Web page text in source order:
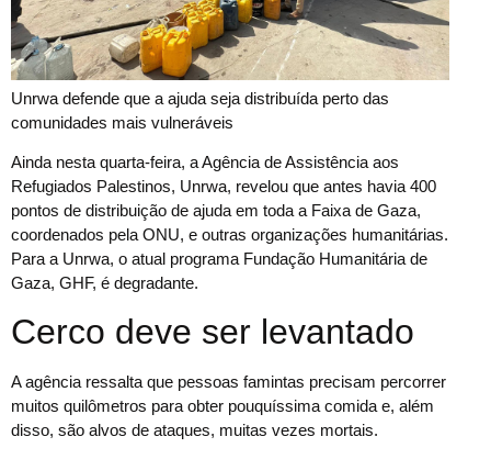
Unrwa defende que a ajuda seja distribuída perto das
comunidades mais vulneráveis
Ainda nesta quarta-feira, a Agência de Assistência aos
Refugiados Palestinos, Unrwa, revelou que antes havia 400
pontos de distribuição de ajuda em toda a Faixa de Gaza,
coordenados pela ONU, e outras organizações humanitárias.
Para a Unrwa, o atual programa Fundação Humanitária de
Gaza, GHF, é degradante.
Cerco deve ser levantado
A agência ressalta que pessoas famintas precisam percorrer
muitos quilômetros para obter pouquíssima comida e, além
disso, são alvos de ataques, muitas vezes mortais.